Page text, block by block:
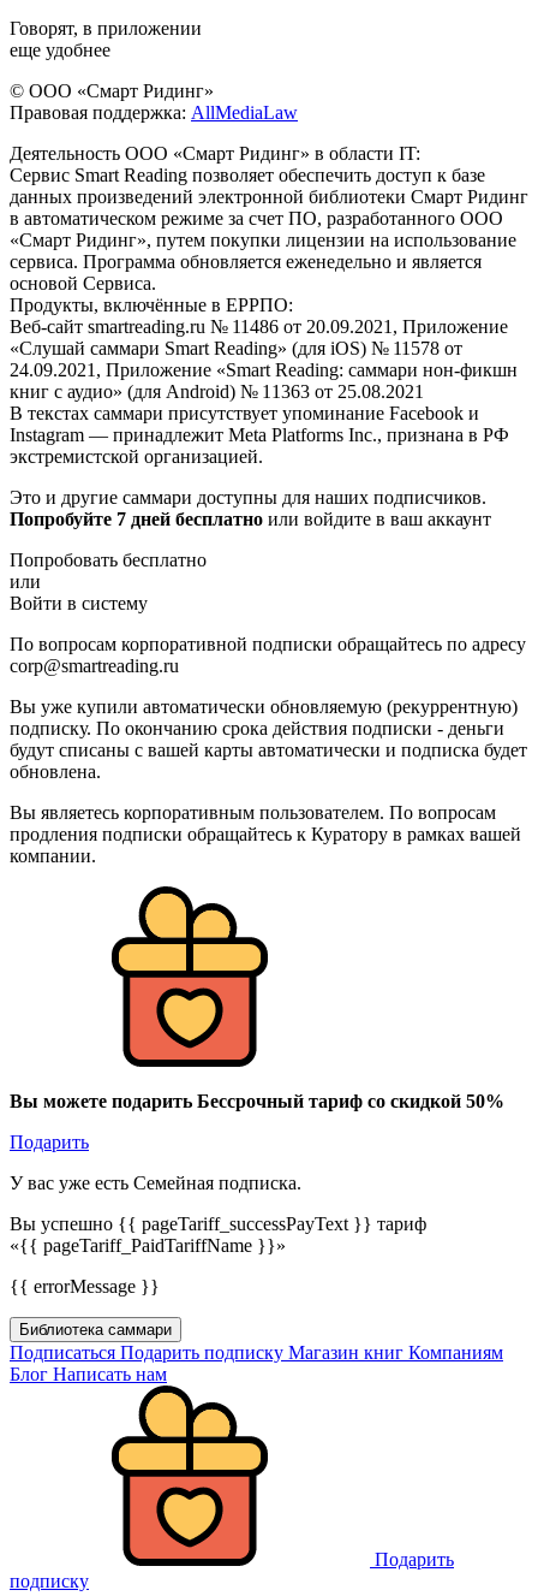
Говорят, в приложении
еще удобнее
© ООО «Смарт Ридинг»
Правовая поддержка: AllMediaLaw
Деятельность ООО «Смарт Ридинг» в области IT:
Сервис Smart Reading позволяет обеспечить доступ к базе
данных произведений электронной библиотеки Смарт Ридинг
в автоматическом режиме за счет ПО, разработанного ООО
«Смарт Ридинг», путем покупки лицензии на использование
сервиса. Программа обновляется еженедельно и является
основой Сервиса.
Продукты, включённые в ЕРРПО:
Веб-сайт smartreading.ru № 11486 от 20.09.2021, Приложение
«Слушай саммари Smart Reading» (для iOS) № 11578 от
24.09.2021, Приложение «Smart Reading: саммари нон-фикшн
книг с аудио» (для Android) № 11363 от 25.08.2021
В текстах саммари присутствует упоминание Facebook и
Instagram — принадлежит Meta Platforms Inc., признана в РФ
экстремистской организацией.
Это и другие саммари доступны для наших подписчиков.
Попробуйте 7 дней бесплатно или войдите в ваш аккаунт
Попробовать бесплатно
или
Войти в систему
По вопросам корпоративной подписки обращайтесь по адресу
corp@smartreading.ru
Вы уже купили автоматически обновляемую (рекуррентную)
подписку. По окончанию срока действия подписки - деньги
будут списаны с вашей карты автоматически и подписка будет
обновлена.
Вы являетесь корпоративным пользователем. По вопросам
продления подписки обращайтесь к Куратору в рамках вашей
компании.
Вы можете подарить Бессрочный тариф со скидкой 50%
Подарить
У вас уже есть Семейная подписка.
Вы успешно {{ pageTariff_successPayText }} тариф
«{{ pageTariff_PaidTariffName }}»
{{ errorMessage }}
Библиотека саммари
Подписаться Подарить подписку Магазин книг Компаниям
Блог Написать нам
Подарить
подписку